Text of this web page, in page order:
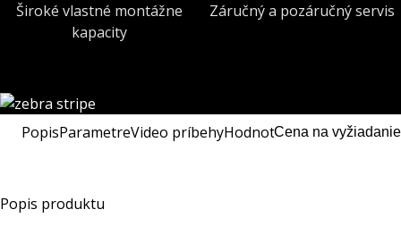
Široké vlastné montážne
kapacity
Záručný a pozáručný servis
PopisParametreVideo príbehyHodnoteniaCena na vyžiadanie
Popis produktu